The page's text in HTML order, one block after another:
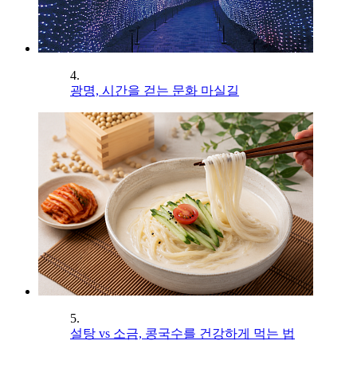
4.
광명, 시간을 걷는 문화 마실길
5.
설탕 vs 소금, 콩국수를 건강하게 먹는 법